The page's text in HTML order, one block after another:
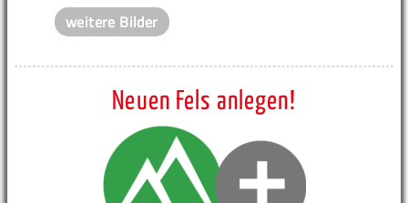
weitere Bilder
Neuen Fels anlegen!